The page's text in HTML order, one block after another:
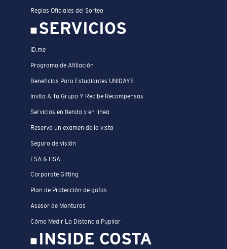
Reglas Oficiales del Sorteo
SERVICIOS
ID.me
Programa de Afiliación
Beneficios Para Estudiantes UNIDAYS
Invita A Tu Grupo Y Recibe Recompensas
Servicios en tienda y en línea
Reserva un examen de la vista
Seguro de visión
FSA & HSA
Corporate Gifting
Plan de Protección de gafas
Asesor de Monturas
Cómo Medir La Distancia Pupilar
INSIDE COSTA